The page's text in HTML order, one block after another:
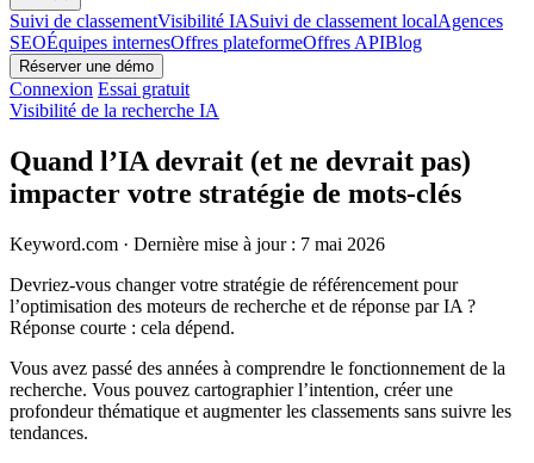
Suivi de classementVisibilité IASuivi de classement localAgences
SEOÉquipes internesOffres plateformeOffres APIBlog
Réserver une démo
Connexion Essai gratuit
Visibilité de la recherche IA
Quand l’IA devrait (et ne devrait pas)
impacter votre stratégie de mots-clés
Keyword.com · Dernière mise à jour : 7 mai 2026
Devriez-vous changer votre stratégie de référencement pour
l’optimisation des moteurs de recherche et de réponse par IA ?
Réponse courte : cela dépend.
Vous avez passé des années à comprendre le fonctionnement de la
recherche. Vous pouvez cartographier l’intention, créer une
profondeur thématique et augmenter les classements sans suivre les
tendances.